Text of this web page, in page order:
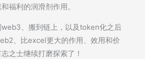
福利的润滑剂作用。
、搬到链上，以及token化之后
、比excel更大的作用、效用和价
之士继续打磨探索了！